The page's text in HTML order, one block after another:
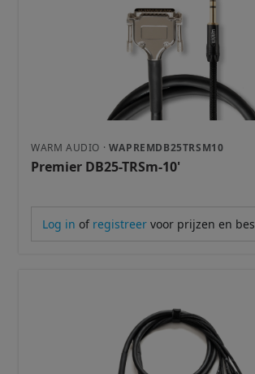
WARM AUDIO · WAPREMDB25TRSM10
Premier DB25-TRSm-10'
Log in of registreervoor prijzen en